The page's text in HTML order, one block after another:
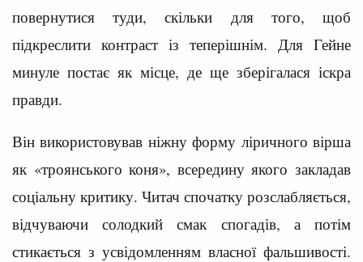
повернутися туди, скільки для того, щоб
підкреслити контраст із теперішнім. Для Гейне
минуле постає як місце, де ще зберігалася іскра
правди.
Він використовував ніжну форму ліричного вірша
як «троянського коня», всередину якого закладав
соціальну критику. Читач спочатку розслабляється,
відчуваючи солодкий смак спогадів, а потім
стикається з усвідомленням власної фальшивості.